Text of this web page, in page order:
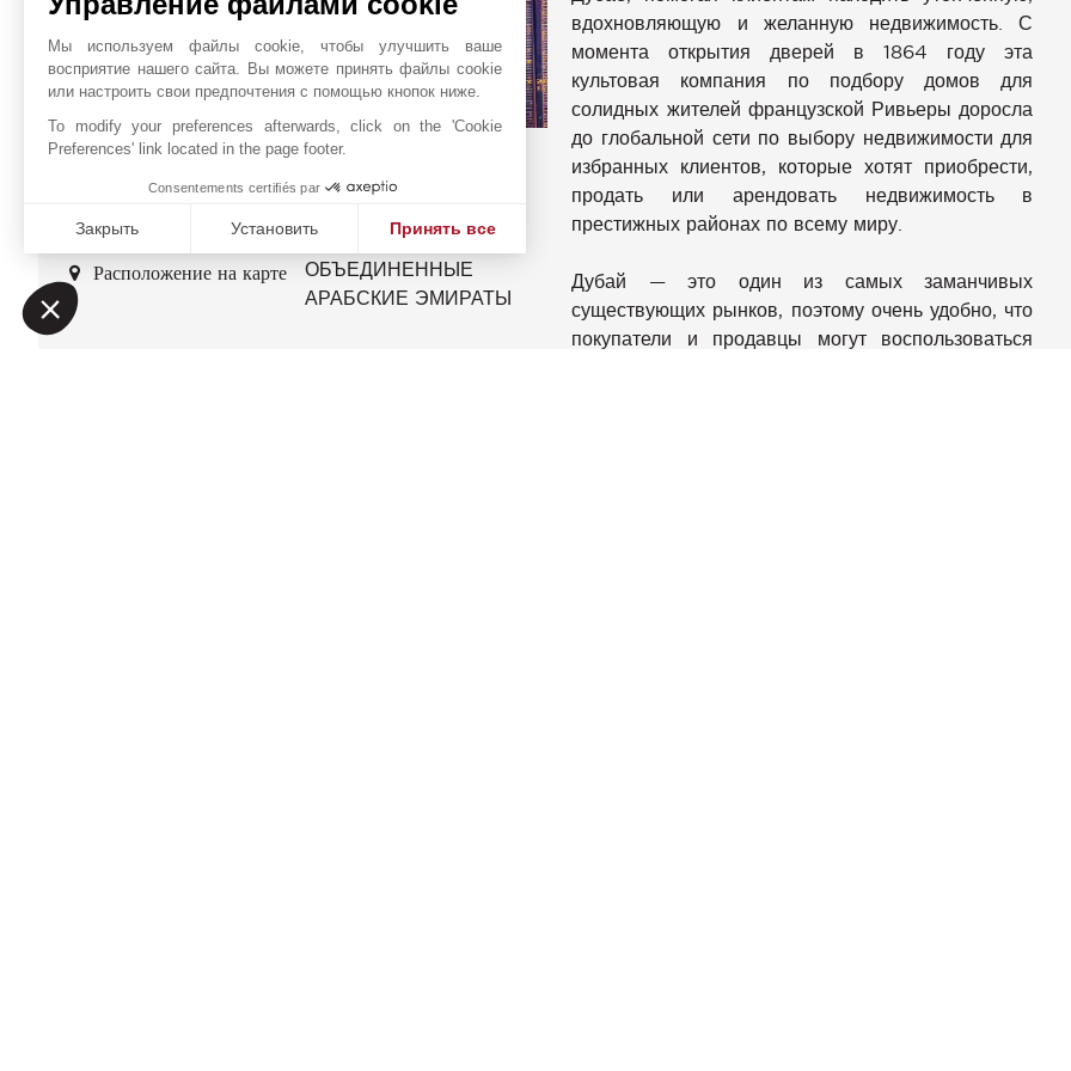
Онлайн запрос
+971 56 188 8367
WhatsApp
Расположение на карте
Office 1607,
Sidra Tower, Sheikh
ДУБАЙ
ОБЪЕДИНЕННЫЕ
АРАБСКИЕ ЭМИРАТЫ
вдохновляющую и желанную недвижимость. С
момента открытия дверей в 1864 году эта
культовая компания по подбору домов для
солидных жителей французской Ривьеры доросла
до глобальной сети по выбору недвижимости для
избранных клиентов, которые хотят приобрести,
продать или арендовать недвижимость в
престижных районах по всему миру.
Дубай — это один из самых заманчивых
существующих рынков, поэтому очень удобно, что
покупатели и продавцы могут воспользоваться
Мы используем файлы cookie, чтобы улучшить ваше
восприятие нашего сайта. Вы можете принять файлы cookie
или настроить свои предпочтения с помощью кнопок ниже.
To modify your preferences afterwards, click on the 'Cookie
Preferences' link located in the page footer.
Consentements certifiés par
Закрыть Установить Принять все
Axeptio consent
Платформа управления согласием: настройте свои параметры
Наша платформа позволяет вам настраивать параметры конфиденциальности и управлять ими, обеспечивая